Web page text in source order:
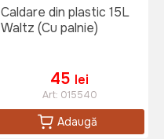
Caldare din plastic 15L
Waltz (Cu palnie)
45 lei
Art: 015540
Adaugă